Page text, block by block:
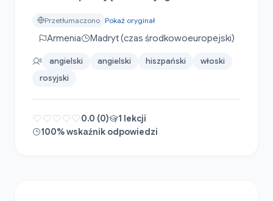
Przetłumaczono Pokaż oryginał
Armenia Madryt (czas środkowoeuropejski)
angielski angielski hiszpański
włoski
rosyjski
0.0 (0)
1 lekcji
100% wskaźnik odpowiedzi